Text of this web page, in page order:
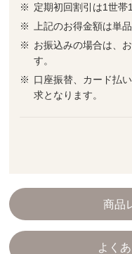
定期初回割引は1世帯
上記のお得金額は単
お振込みの場合は、
す。
口座振替、カード払
求となります。
商品
よく